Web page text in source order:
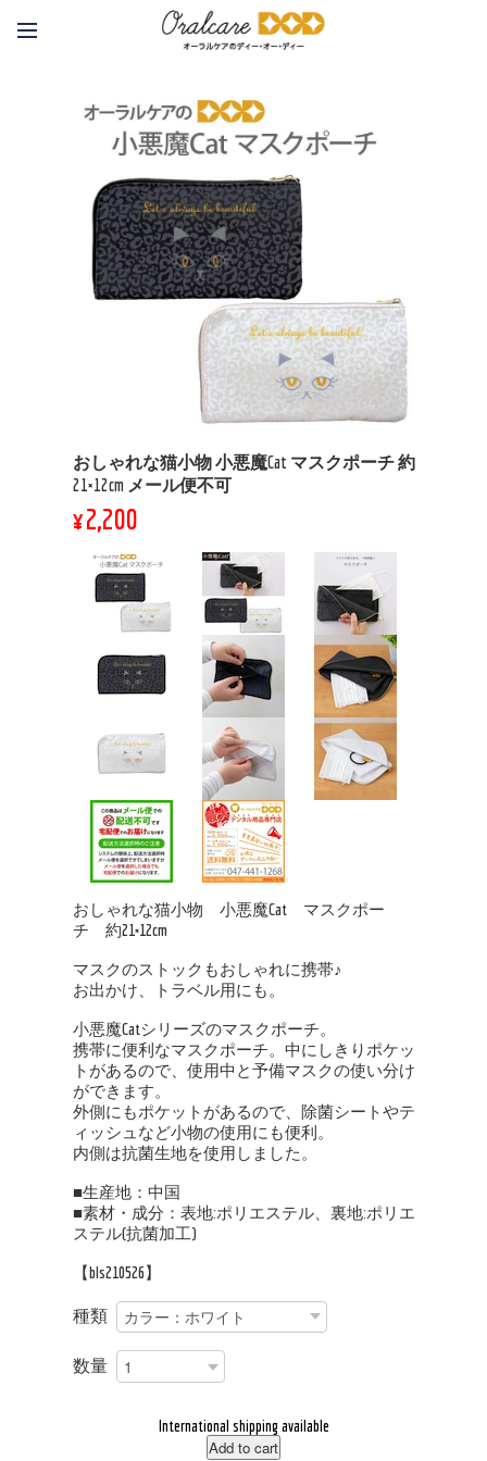
おしゃれな猫小物 小悪魔Cat マスクポーチ 約
21×12cm メール便不可
¥2,200
おしゃれな猫小物 小悪魔Cat マスクポー
チ 約21×12cm
マスクのストックもおしゃれに携帯♪
お出かけ、トラベル用にも。
小悪魔Catシリーズのマスクポーチ。
携帯に便利なマスクポーチ。中にしきりポケッ
トがあるので、使用中と予備マスクの使い分け
ができます。
外側にもポケットがあるので、除菌シートやテ
ィッシュなど小物の使用にも便利。
内側は抗菌生地を使用しました。
■生産地：中国
■素材・成分：表地:ポリエステル、裏地:ポリエ
ステル(抗菌加工)
【bls210526】
種類
数量
International shipping available
Add to cart